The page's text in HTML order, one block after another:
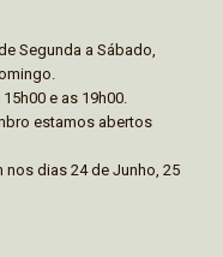
Segunda a Sábado,
e as 19h00.
estamos abertos
nos dias 24 de Junho, 25